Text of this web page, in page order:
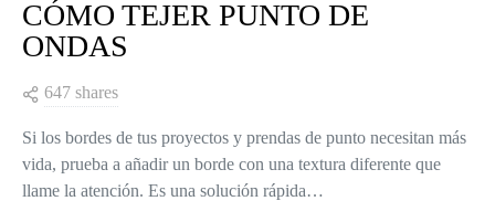
CÓMO TEJER PUNTO DE
ONDAS
647 shares
Si los bordes de tus proyectos y prendas de punto necesitan más
vida, prueba a añadir un borde con una textura diferente que
llame la atención. Es una solución rápida…